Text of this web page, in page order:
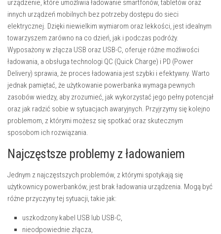
urządzenie, które umożliwia ładowanie smartfonów, tabletów oraz
innych urządzeń mobilnych bez potrzeby dostępu do sieci
elektrycznej. Dzięki niewielkim wymiarom oraz lekkości, jest idealnym
towarzyszem zarówno na co dzień, jak i podczas podróży.
Wyposażony w złącza USB oraz USB-C, oferuje różne możliwości
ładowania, a obsługa technologi QC (Quick Charge) i PD (Power
Delivery) sprawia, że proces ładowania jest szybki i efektywny. Warto
jednak pamiętać, że użytkowanie powerbanka wymaga pewnych
zasobów wiedzy, aby zrozumieć, jak wykorzystać jego pełny potencjał
oraz jak radzić sobie w sytuacjach awaryjnych. Przyjrzymy się kolejno
problemom, z którymi możesz się spotkać oraz skutecznym
sposobom ich rozwiązania.
Najczęstsze problemy z ładowaniem
Jednym z najczęstszych problemów, z którymi spotykają się
użytkownicy powerbanków, jest brak ładowania urządzenia. Mogą być
różne przyczyny tej sytuacji, takie jak:
uszkodzony kabel USB lub USB-C,
nieodpowiednie złącza,